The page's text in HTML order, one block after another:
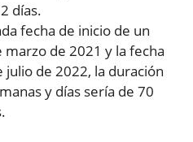
días.
fecha de inicio de un
marzo de 2021 y la fecha
julio de 2022, la duración
y días sería de 70